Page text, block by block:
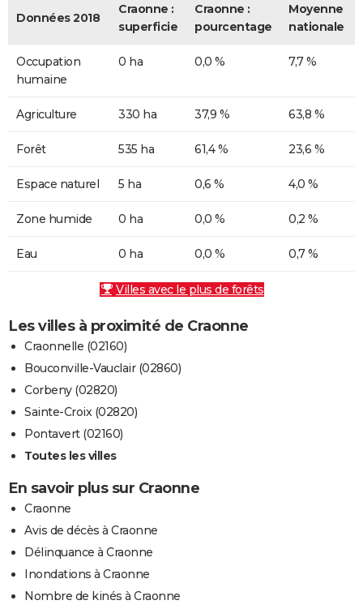
Données 2018
Craonne :
superficie
Craonne :
pourcentage
Moyenne
nationale
Occupation
humaine
0 ha 0,0 % 7,7 %
Agriculture 330 ha 37,9 % 63,8 %
Forêt 535 ha 61,4 % 23,6 %
Espace naturel 5 ha 0,6 % 4,0 %
Zone humide 0 ha 0,0 % 0,2 %
Eau 0 ha 0,0 % 0,7 %
Villes avec le plus de forêts
Les villes à proximité de Craonne
Craonnelle (02160)
Bouconville-Vauclair (02860)
Corbeny (02820)
Sainte-Croix (02820)
Pontavert (02160)
Toutes les villes
En savoir plus sur Craonne
Craonne
Avis de décès à Craonne
Délinquance à Craonne
Inondations à Craonne
Nombre de kinés à Craonne